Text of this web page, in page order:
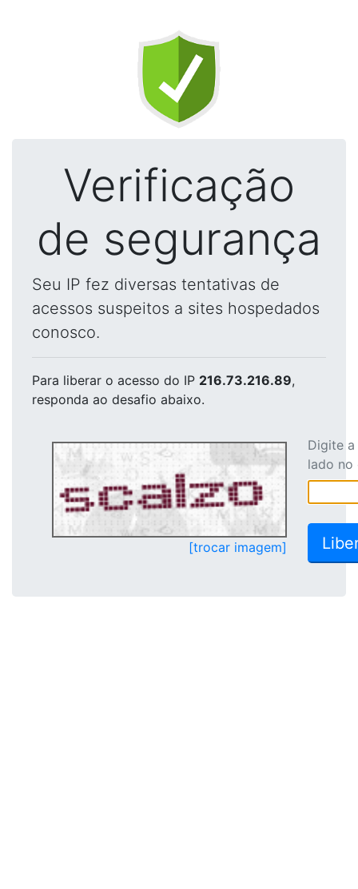
Verificação
de segurança
Seu IP fez diversas tentativas de
acessos suspeitos a sites hospedados
conosco.
Para liberar o acesso do IP 216.73.216.89,
responda ao desafio abaixo.
[trocar imagem]
Digite
lado no